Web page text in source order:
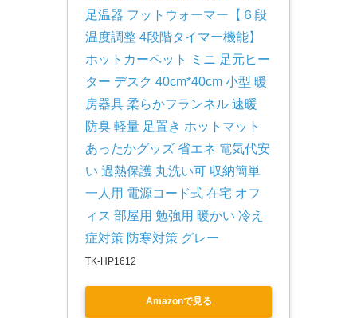
足温器 フットウォーマー【６段
温度調整 4段階タイマー機能】
ホットカーペット ミニ 足元ヒー
ター デスク 40cm*40cm 小型 暖
房器具 柔らかフランネル 速暖
防臭 軽量 足置き ホットマット
あったかグッズ 省エネ 電気代安
い 過熱保護 丸洗い可 収納簡単
一人用 電源コード式 在宅 オフ
ィス 部屋用 勉強用 暖かい 冷え
症対策 防寒対策 グレー
TK-HP1612
Amazonで見る